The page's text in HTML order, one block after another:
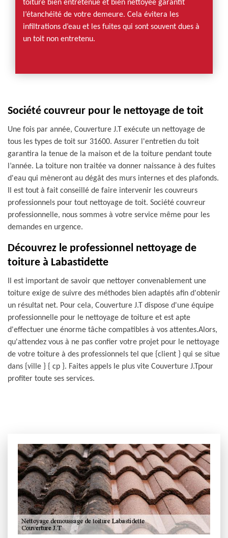
toiture bien entretenue et bien nettoyée garantit
l’étanchéité de votre demeure. Cela évitera les
infiltrations d’eau et les fuites qui sont souvent dues à
un toit non entretenu.
Société couvreur pour le nettoyage de toit
Une fois par année, Couverture J.T exécute un nettoyage de
tous les types de toit sur 31600. Assurer l'entretien du toit
garantira la tenue de la maison et de la toiture pendant toute
l’année. La toiture non traitée va donner naissance à des fuites
d'eau qui mèneront au dégât des murs internes et des plafonds.
Il est tout à fait conseillé de faire intervenir les couvreurs
professionnels pour tout nettoyage de toit. Société couvreur
professionnelle, nous sommes à votre service même pour les
demandes en urgence.
Découvrez le professionnel nettoyage de
toiture à Labastidette
Il est important de savoir que nettoyer convenablement une
toiture exige de suivre des méthodes bien adaptés afin d'obtenir
un résultat net. Pour cela, Couverture J.T dispose d'une équipe
professionnelle pour le nettoyage de toiture et est apte
d'effectuer une énorme tâche compatibles à vos attentes.Alors,
qu'attendez vous à ne pas confier votre projet pour le nettoyage
de votre toiture à des professionnels tel que {client } qui se situe
dans {ville } { cp }. Faites appels le plus vite Couverture J.Tpour
profiter toute ses services.